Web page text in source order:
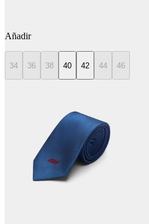
Añadir
34 36 38 40 42 44 46